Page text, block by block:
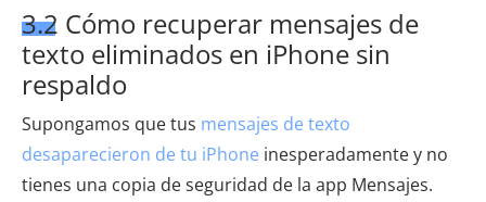
3.2 Cómo recuperar mensajes de
texto eliminados en iPhone sin
respaldo
Supongamos que tus mensajes de texto
desaparecieron de tu iPhone inesperadamente y no
tienes una copia de seguridad de la app Mensajes.